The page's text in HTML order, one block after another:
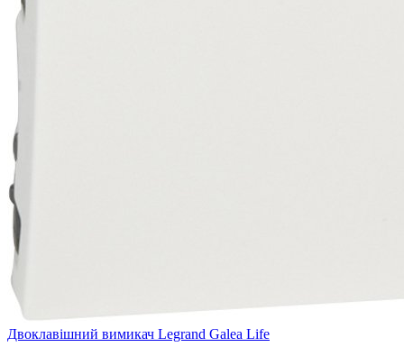
Двоклавішний вимикач Legrand Galea Life